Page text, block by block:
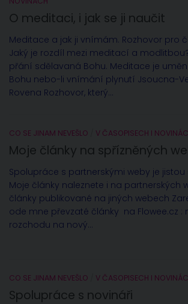
O meditaci, i jak se ji naučit
Meditace a jak ji vnímám. Rozhovor pro
Jaký je rozdíl mezi meditací a
přání sdělavaná Bohu. Meditace je
Bohu nebo-li vnímání plynutí Jsoucna-
Rovena Rozhovor, který...
CO SE JINAM NEVEŠLO V ČASOPISECH I
Moje články na spřízněných
Spolupráce s partnerskými weby je
Moje články naleznete i na partnerských
články publikované na jiných webech
ode mne převzaté články na Flowee.cz :
rozchodu na nový...
CO SE JINAM NEVEŠLO V ČASOPISECH I
Spolupráce s novináři